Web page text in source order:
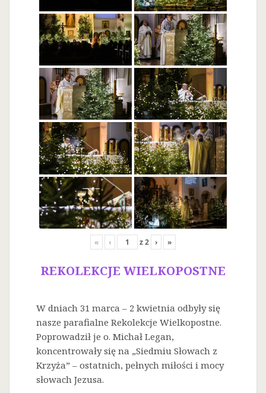
« ‹ z2 › »
REKOLEKCJE WIELKOPOSTNE
W dniach 31 marca – 2 kwietnia odbyły się
nasze parafialne Rekolekcje Wielkopostne.
Poprowadził je o. Michał Legan,
koncentrowały się na „Siedmiu Słowach z
Krzyża” – ostatnich, pełnych miłości i mocy
słowach Jezusa.